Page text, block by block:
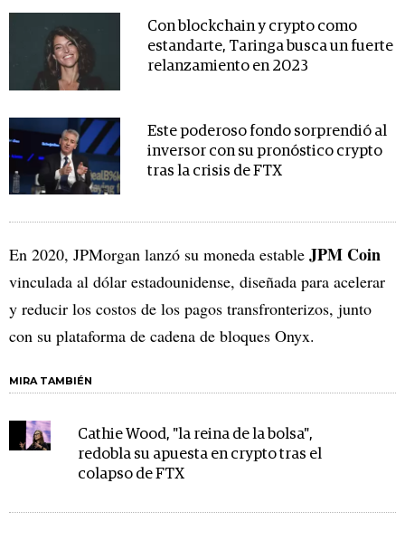
Con blockchain y crypto como
estandarte, Taringa busca un fuerte
relanzamiento en 2023
Este poderoso fondo sorprendió al
inversor con su pronóstico crypto
tras la crisis de FTX
En 2020, JPMorgan lanzó su moneda estable JPM Coin
vinculada al dólar estadounidense, diseñada para acelerar
y reducir los costos de los pagos transfronterizos, junto
con su plataforma de cadena de bloques Onyx.
MIRA TAMBIÉN
Cathie Wood, "la reina de la bolsa",
redobla su apuesta en crypto tras el
colapso de FTX